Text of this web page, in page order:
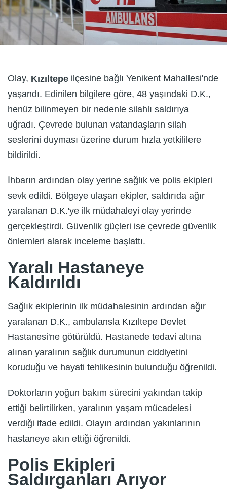
Olay, Kızıltepe ilçesine bağlı Yenikent Mahallesi'nde
yaşandı. Edinilen bilgilere göre, 48 yaşındaki D.K.,
henüz bilinmeyen bir nedenle silahlı saldırıya
uğradı. Çevrede bulunan vatandaşların silah
seslerini duyması üzerine durum hızla yetkililere
bildirildi.
İhbarın ardından olay yerine sağlık ve polis ekipleri
sevk edildi. Bölgeye ulaşan ekipler, saldırıda ağır
yaralanan D.K.'ye ilk müdahaleyi olay yerinde
gerçekleştirdi. Güvenlik güçleri ise çevrede güvenlik
önlemleri alarak inceleme başlattı.
Yaralı Hastaneye
Kaldırıldı
Sağlık ekiplerinin ilk müdahalesinin ardından ağır
yaralanan D.K., ambulansla Kızıltepe Devlet
Hastanesi'ne götürüldü. Hastanede tedavi altına
alınan yaralının sağlık durumunun ciddiyetini
koruduğu ve hayati tehlikesinin bulunduğu öğrenildi.
Doktorların yoğun bakım sürecini yakından takip
ettiği belirtilirken, yaralının yaşam mücadelesi
verdiği ifade edildi. Olayın ardından yakınlarının
hastaneye akın ettiği öğrenildi.
Polis Ekipleri
Saldırganları Arıyor